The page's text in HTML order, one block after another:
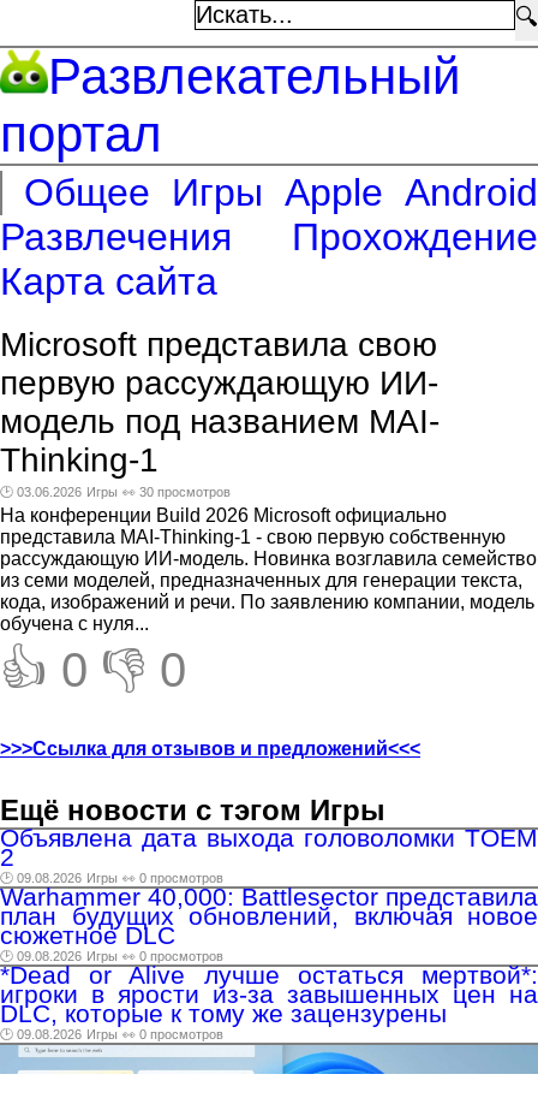
🔍
Развлекательный
портал
Общее Игры Apple Android
Развлечения
Прохождение
Карта сайта
Microsoft представила свою
первую рассуждающую ИИ-
модель под названием MAI-
Thinking-1
🕑 03.06.2026 Игры 👀 30 просмотров
На конференции Build 2026 Microsoft официально
представила MAI-Thinking-1 - свою первую собственную
рассуждающую ИИ-модель. Новинка возглавила семейство
из семи моделей, предназначенных для генерации текста,
кода, изображений и речи. По заявлению компании, модель
обучена с нуля...
👍 0 👎 0
>>>Ссылка для отзывов и предложений<<<
Ещё новости с тэгом Игры
Объявлена дата выхода головоломки TOEM
2
🕑 09.08.2026 Игры 👀 0 просмотров
Warhammer 40,000: Battlesector представила
план будущих обновлений, включая новое
сюжетное DLC
🕑 09.08.2026 Игры 👀 0 просмотров
*Dead or Alive лучше остаться мертвой*:
игроки в ярости из-за завышенных цен на
DLC, которые к тому же зацензурены
🕑 09.08.2026 Игры 👀 0 просмотров